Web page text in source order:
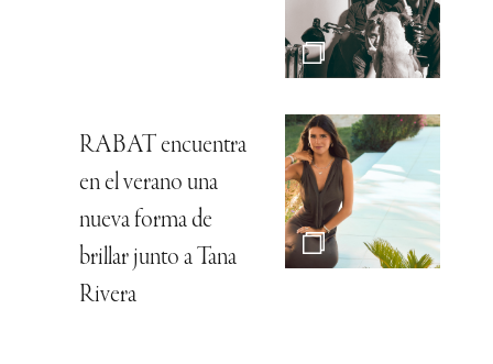
RABAT encuentra
en el verano una
nueva forma de
brillar junto a Tana
Rivera